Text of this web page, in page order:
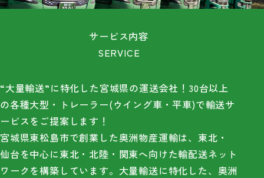
サービス内容
SERVICE
“大量輸送”に特化した宮城県の運送会社！30台以上
の各種大型・トレーラー(ウイング車・平車)で輸送サ
ービスをご提案します！
宮城県東松島市で創業した奥洲物産運輸は、東北・
仙台を中心に東北・北陸・関東へ向けた輸配送ネット
ワークを構築しています。大量輸送に特化した、奥洲